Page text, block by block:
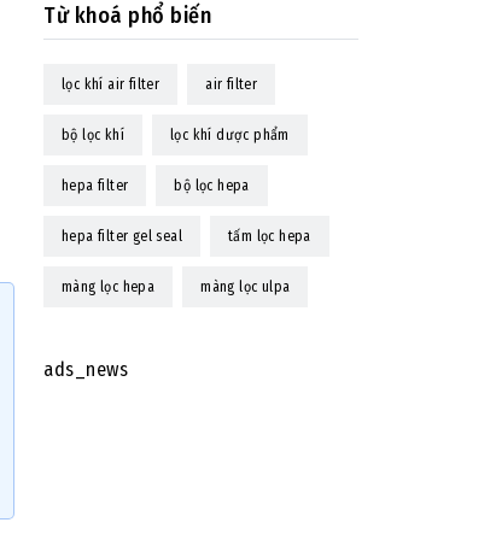
Từ khoá phổ biến
lọc khí air filter air filter
bộ lọc khí lọc khí dược phẩm
hepa filter bộ lọc hepa
hepa filter gel seal tấm lọc hepa
màng lọc hepa màng lọc ulpa
ads_news